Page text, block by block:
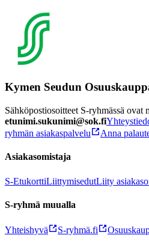
Kymen Seudun
Sähköpostiosoitteet S-ryhmässä ovat
etunimi.sukunimi@sok.fi
ryhmän asiakaspalvelu
Anna
Asiakasomistaja
S-EtukorttiLiittymisedutLiity
S-ryhmä muualla
Yhteishyvä S-ryhmä.fi